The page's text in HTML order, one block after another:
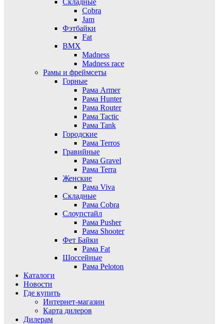
Складные
Cobra
Jam
Фэтбайки
Fat
BMX
Madness
Madness race
Рамы и фреймсеты
Горные
Рама Armer
Рама Hunter
Рама Router
Рама Tactic
Рама Tank
Городские
Рама Terros
Гравийные
Рама Gravel
Рама Terra
Женские
Рама Viva
Складные
Рама Cobra
Слоупстайл
Рама Pusher
Рама Shooter
Фет Байки
Рама Fat
Шоссейные
Рама Peloton
Каталоги
Новости
Где купить
Интернет-магазин
Карта дилеров
Дилерам